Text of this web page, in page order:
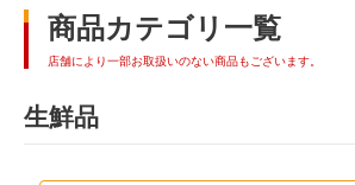
商品カテゴリ一覧
店舗により一部お取扱いのない商品もございます。
生鮮品